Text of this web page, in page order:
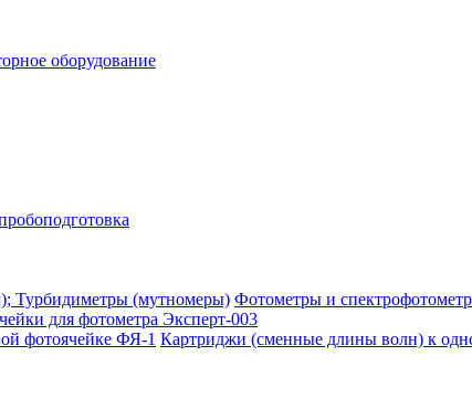
оборудование
Фотометры и
для фотометра Эксперт-003
Картриджи (сменные длины волн) к